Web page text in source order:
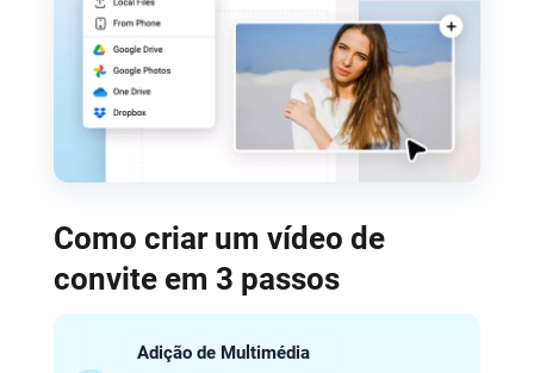
Como criar um vídeo de
convite em 3 passos
Adição de Multimédia